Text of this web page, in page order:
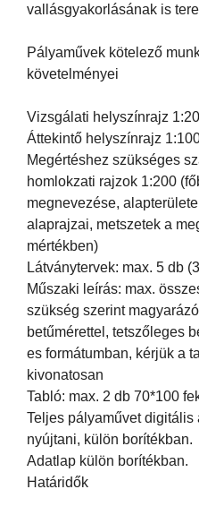
vallásgyakorlásának is
Pályaművek kötelező
követelményei
Vizsgálati helyszínrajz
Áttekintő helyszínrajz
Megértéshez szükséges
homlokzati rajzok 1:200
megnevezése,
alaprajzai, metszetek a
mértékben)
Látványtervek: max. 5 db
Műszaki leírás: max.
szükség szerint
betűmérettel, tetszőleges
es formátumban, kérjük a
kivonatosan
Tabló: max. 2 db 70*100
Teljes pályaművet digitális
nyújtani, külön borítékban.
Adatlap külön borítékban.
Határidők